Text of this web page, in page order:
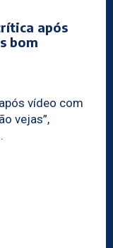
após
bom
vídeo com
vejas”,